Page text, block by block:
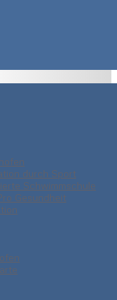
durch Sport
Schwimmschule
Gesundheit